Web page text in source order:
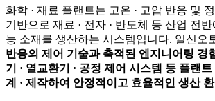
화학 · 재료 플랜트는 고온 · 고압 반응 및
기반으로 재료 · 전자 · 반도체 등 산업 전반
능 소재를 생산하는 시스템입니다. 일신오
반응의 제어 기술과 축적된 엔지니어링 경
기 · 열교환기 · 공정 제어 시스템 등 플랜
계 · 제작하여 안정적이고 효율적인 생산